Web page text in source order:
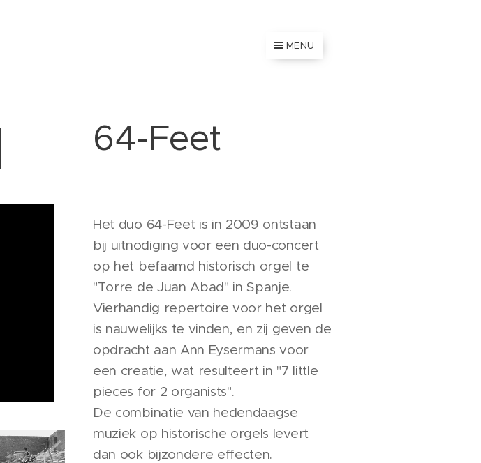
MENU
64-Feet
Het duo 64-Feet is in 2009 ontstaan
bij uitnodiging voor een duo-concert
op het befaamd historisch orgel te
"Torre de Juan Abad" in Spanje.
Vierhandig repertoire voor het orgel
is nauwelijks te vinden, en zij geven de
opdracht aan Ann Eysermans voor
een creatie, wat resulteert in "7 little
pieces for 2 organists".
De combinatie van hedendaagse
muziek op historische orgels levert
dan ook bijzondere effecten.